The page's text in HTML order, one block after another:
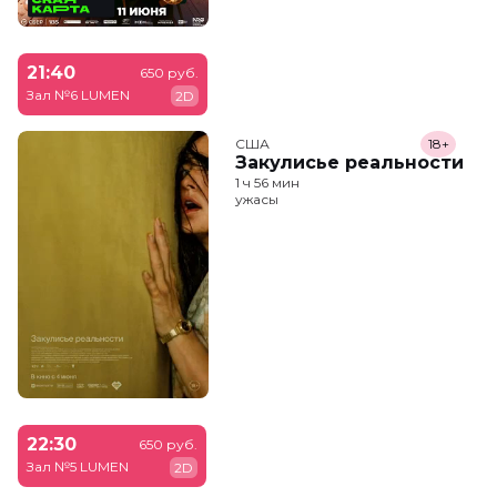
21:40
Зал №6 LUMEN
650 руб.
2D
США
Закулисье реальности
18+
1 ч 56 мин
ужасы
22:30
Зал №5 LUMEN
650 руб.
2D